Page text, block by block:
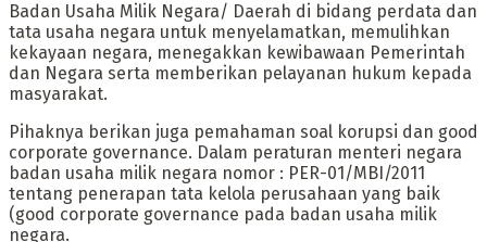
Badan Usaha Milik Negara/ Daerah di bidang perdata dan
tata usaha negara untuk menyelamatkan, memulihkan
kekayaan negara, menegakkan kewibawaan Pemerintah
dan Negara serta memberikan pelayanan hukum kepada
masyarakat.
Pihaknya berikan juga pemahaman soal korupsi dan good
corporate governance. Dalam peraturan menteri negara
badan usaha milik negara nomor : PER-01/MBI/2011
tentang penerapan tata kelola perusahaan yang baik
(good corporate governance pada badan usaha milik
negara.